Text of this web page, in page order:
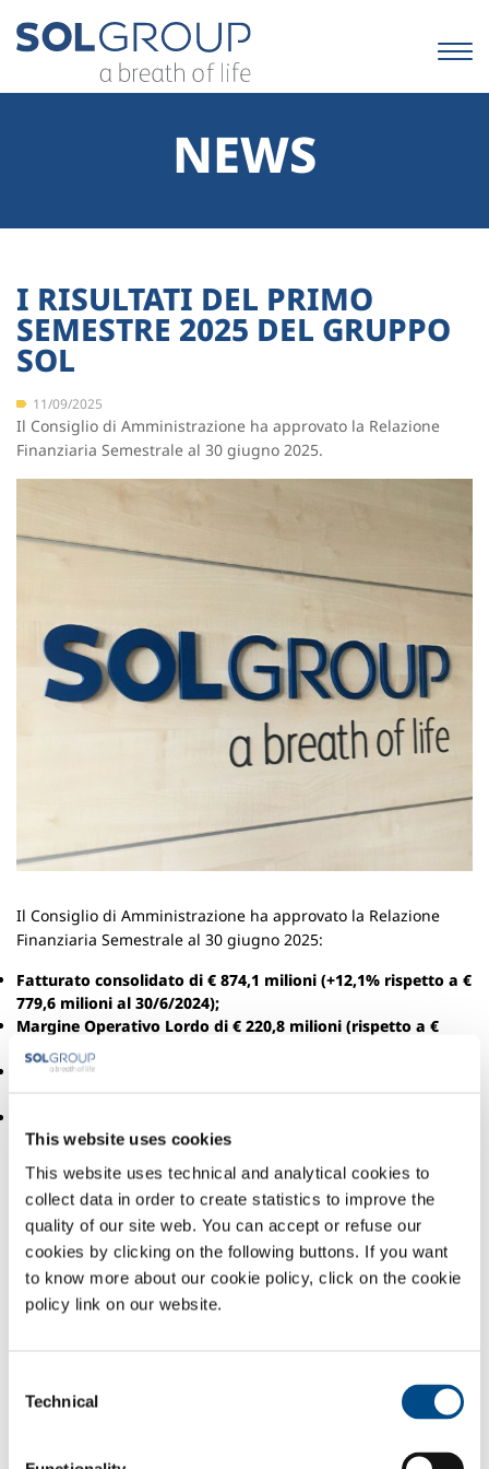
This website uses cookies
This website uses technical and analytical cookies to
collect data in order to create statistics to improve the
quality of our site web. You can accept or refuse our
cookies by clicking on the following buttons. If you want
to know more about our cookie policy, click on the cookie
policy link on our website.
Selection
Technical
NEWS
I RISULTATI DEL PRIMO
SEMESTRE 2025 DEL GRUPPO
SOL
11/09/2025
Il Consiglio di Amministrazione ha approvato la Relazione
Finanziaria Semestrale al 30 giugno 2025.
Il Consiglio di Amministrazione ha approvato la Relazione
Finanziaria Semestrale al 30 giugno 2025:
Fatturato consolidato di € 874,1 milioni (+12,1% rispetto a €
779,6 milioni al 30/6/2024);
Margine Operativo Lordo di € 220,8 milioni (rispetto a €
201,3 al 30/06/2024);
Risultato Operativo di € 134,9 milioni (rispetto a € 122,2
74,9 milioni al 30/06/2024);
Da inizio anno finalizzate
5 acquisizioni nelle diverse aree di
business.
Sono questi, in sintesi, i principali risultati relativi al primo
semestre 2025 approvati oggi dal Consiglio di
Amministrazione di SOL S.p.A.
In un contesto in cui l’economia globale ha continuato a
andamento delle vendite
, che sono state pari a 874,1 milioni
(+11,0% a pari perimetro ed al netto dell’effetto cambi).Il